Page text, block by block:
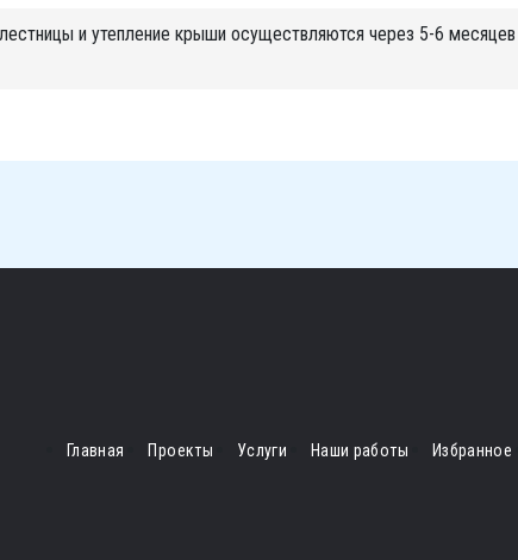
и утепление крыши осуществляются через 5-6
Главная Проекты Услуги Наши работы Избранное